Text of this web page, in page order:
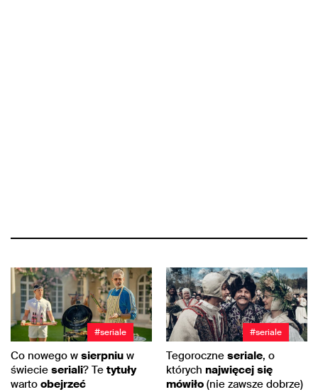
#seriale
Co nowego w sierpniu w
świecie seriali? Te tytuły
warto obejrzeć
#seriale
Tegoroczne seriale, o
których najwięcej się
mówiło (nie zawsze dobrze)